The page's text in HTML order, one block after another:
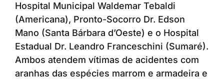
Hospital Municipal Waldemar Tebaldi
(Americana), Pronto-Socorro Dr. Edson
Mano (Santa Bárbara d’Oeste) e o Hospital
Estadual Dr. Leandro Franceschini (Sumaré).
Ambos atendem vítimas de acidentes com
aranhas das espécies marrom e armadeira e